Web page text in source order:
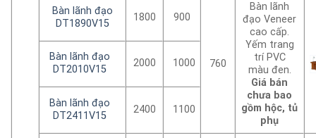
Bàn lãnh đạo
DT1890V15
1800 900
760
Bàn lãnh
đạo Veneer
cao cấp.
Yếm trang
trí PVC
màu đen.
Giá bán
chưa bao
gồm hộc, tủ
phụ
Bàn lãnh đạo
DT2010V15
2000 1000
Bàn lãnh đạo
DT2411V15
2400 1100